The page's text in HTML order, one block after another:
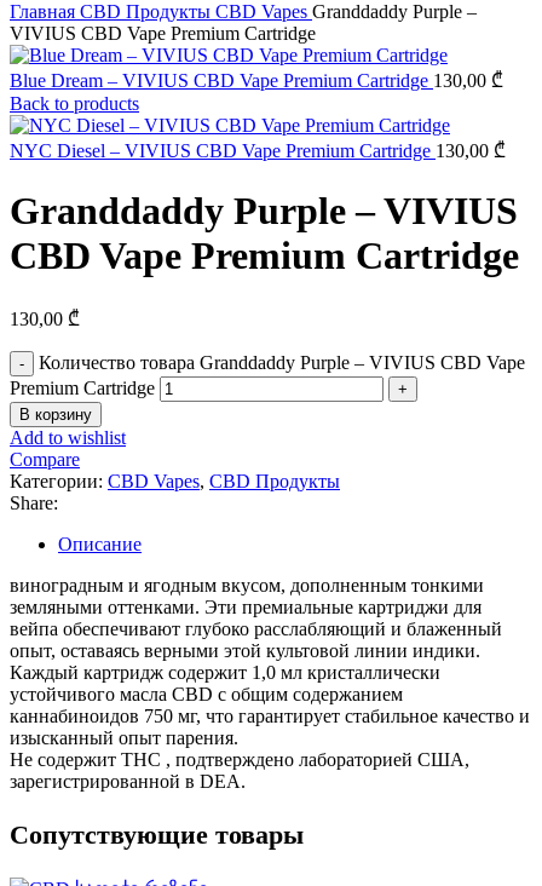
Главная CBD Продукты CBD Vapes Granddaddy Purple –
VIVIUS CBD Vape Premium Cartridge
Blue Dream – VIVIUS CBD Vape Premium Cartridge 130,00 ₾
Back to products
NYC Diesel – VIVIUS CBD Vape Premium Cartridge 130,00 ₾
Granddaddy Purple – VIVIUS
CBD Vape Premium Cartridge
130,00 ₾
Количество товара Granddaddy Purple – VIVIUS CBD Vape
Premium Cartridge
В корзину
Add to wishlist
Compare
Категории: CBD Vapes, CBD Продукты
Share:
Описание
виноградным и ягодным вкусом, дополненным тонкими
земляными оттенками. Эти премиальные картриджи для
вейпа обеспечивают глубоко расслабляющий и блаженный
опыт, оставаясь верными этой культовой линии индики.
Каждый картридж содержит 1,0 мл кристаллически
устойчивого масла CBD с общим содержанием
каннабиноидов 750 мг, что гарантирует стабильное качество и
изысканный опыт парения.
Не содержит THC , подтверждено лабораторией США,
зарегистрированной в DEA.
Cопутствующие товары